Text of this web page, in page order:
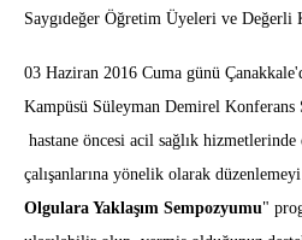
Saygıdeğer Öğretim Üyeleri ve Değerli
03 Haziran 2016 Cuma günü
Kampüsü Süleyman Demirel Konferans
hastane öncesi acil sağlık hizmetlerinde
çalışanlarına yönelik olarak düzenlemeyi
Olgulara Yaklaşım Sempozyumu"